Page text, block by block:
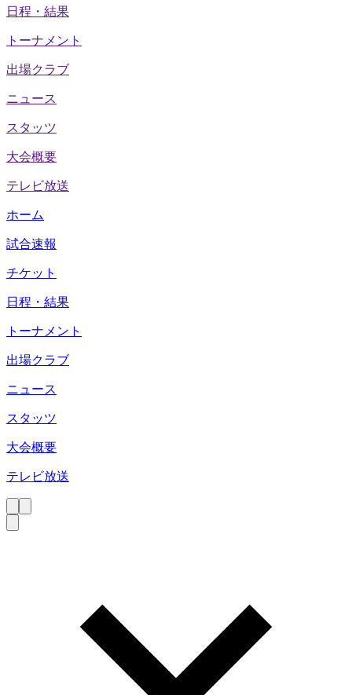
日程・結果
トーナメント
出場クラブ
ニュース
スタッツ
大会概要
テレビ放送
ホーム
試合速報
チケット
日程・結果
トーナメント
出場クラブ
ニュース
スタッツ
大会概要
テレビ放送